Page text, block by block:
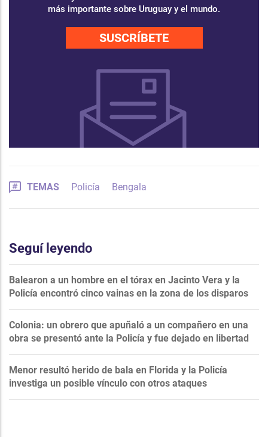
más importante sobre Uruguay y el mundo.
SUSCRÍBETE
TEMAS Policía Bengala
Seguí leyendo
Balearon a un hombre en el tórax en Jacinto Vera y la
Policía encontró cinco vainas en la zona de los disparos
Colonia: un obrero que apuñaló a un compañero en una
obra se presentó ante la Policía y fue dejado en libertad
Menor resultó herido de bala en Florida y la Policía
investiga un posible vínculo con otros ataques